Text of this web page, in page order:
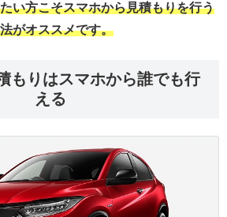
い方こそスマホから見積もりを行う
がオススメです。
もりはスマホから誰でも行
える